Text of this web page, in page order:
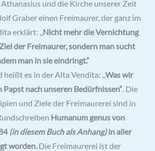
und die Kirche unserer Zeit
Graber einen Freimaurer, der ganz im
erklärt: ,,Nicht mehr die Vernichtung
der Freimaurer, sondern man sucht
man in sie eindringt.“
heißt es in der Alta Vendita: ,,Was wir
nach unseren Bedürfnissen“. Die
und Ziele der Freimaurerei sind in
Humanum genus von
(in diesem Buch als Anhang)in aller
worden.Die Freimaurerei ist der